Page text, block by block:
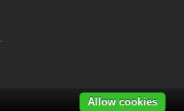
Allow cookies